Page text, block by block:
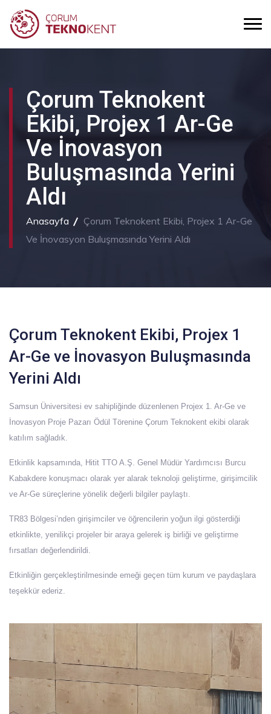
Çorum Teknokent
Ekibi, Projex 1 Ar-Ge
Ve İnovasyon
Buluşmasında Yerini
Aldı
Anasayfa
Çorum Teknokent Ekibi, Projex 1 Ar-Ge
Ve İnovasyon Buluşmasında Yerini Aldı
Çorum Teknokent Ekibi, Projex 1
Ar-Ge ve İnovasyon Buluşmasında
Yerini Aldı
Samsun Üniversitesi ev sahipliğinde düzenlenen Projex 1. Ar-Ge ve
İnovasyon Proje Pazarı Ödül Törenine Çorum Teknokent ekibi olarak
katılım sağladık.
Etkinlik kapsamında, Hitit TTO A.Ş. Genel Müdür Yardımcısı Burcu
Kabakdere konuşmacı olarak yer alarak teknoloji geliştirme, girişimcilik
ve Ar-Ge süreçlerine yönelik değerli bilgiler paylaştı.
TR83 Bölgesi’nden girişimciler ve öğrencilerin yoğun ilgi gösterdiği
etkinlikte, yenilikçi projeler bir araya gelerek iş birliği ve geliştirme
fırsatları değerlendirildi.
Etkinliğin gerçekleştirilmesinde emeği geçen tüm kurum ve paydaşlara
teşekkür ederiz.